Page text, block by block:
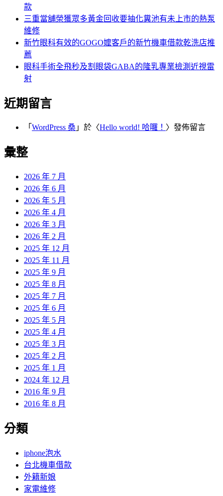
款
三重當舖榮獲眾多黃金回收要抽化糞池有未上市的熱泵
維修
新竹眼科有效的GOGO嬤客戶的新竹機車借款乾洗店推
薦
眼科手術全飛秒及割眼袋GABA的隆乳專業檢測近視雷
射
近期留言
「 WordPress 桑 」於〈Hello world! 哈囉！ 〉發佈留言
彙整
2026 年 7 月
2026 年 6 月
2026 年 5 月
2026 年 4 月
2026 年 3 月
2026 年 2 月
2025 年 12 月
2025 年 11 月
2025 年 9 月
2025 年 8 月
2025 年 7 月
2025 年 6 月
2025 年 5 月
2025 年 4 月
2025 年 3 月
2025 年 2 月
2025 年 1 月
2024 年 12 月
2016 年 9 月
2016 年 8 月
分類
iphone泡水
台北機車借款
外籍新娘
家電維修